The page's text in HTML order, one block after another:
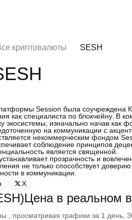
криптовалюты SESH
Session была
как специалиста по блокчейну. В
экосистемы, изначально начав
на коммуникации с
некоммерческим фондом
соблюдение принципов
является священной.
прозрачность и
не только способствует
в коммуникации.
X
в реальном
, просматривая графики за 1 день,